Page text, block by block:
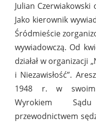
Julian Czerwiakowski
Jako kierownik
Śródmieście
wywiadowczą. Od
działał w organizacji
i Niezawisłość”.
1948 r. w swoim
Wyrokiem
przewodnictwem